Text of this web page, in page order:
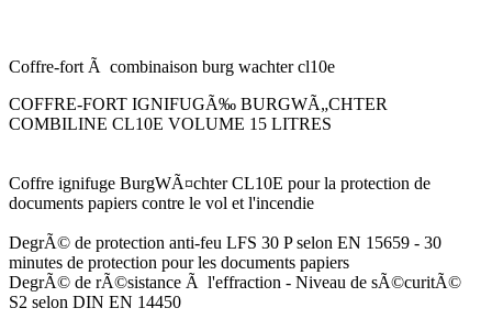
Coffre-fort Ã combinaison burg wachter cl10e
COFFRE-FORT IGNIFUGÃ‰ BURGWÃ„CHTER
COMBILINE CL10E VOLUME 15 LITRES
Coffre ignifuge BurgWÃ¤chter CL10E pour la protection de
documents papiers contre le vol et l'incendie
DegrÃ© de protection anti-feu LFS 30 P selon EN 15659 - 30
minutes de protection pour les documents papiers
DegrÃ© de rÃ©sistance Ã l'effraction - Niveau de sÃ©curitÃ©
S2 selon DIN EN 14450